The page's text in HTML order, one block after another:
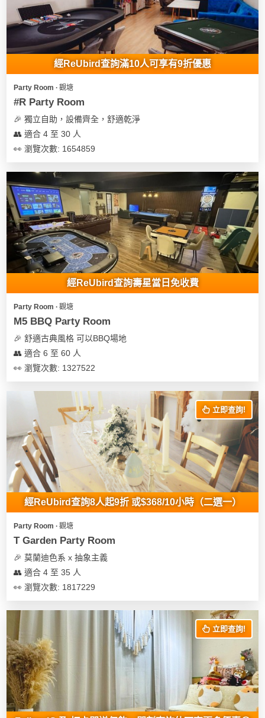
經ReUbird查詢滿10人可享有9折優惠
Party Room ∙ 觀塘
#R Party Room
🎉 獨立自助，設備齊全，舒適乾淨
👥 適合 4 至 30 人
👀 瀏覽次數: 1654859
經ReUbird查詢壽星當日免收費
Party Room ∙ 觀塘
M5 BBQ Party Room
🎉 舒適古典風格 可以BBQ場地
👥 適合 6 至 60 人
👀 瀏覽次數: 1327522
立即查詢!
經ReUbird查詢8人起9折 或$368/10小時（二選一）
Party Room ∙ 觀塘
T Garden Party Room
🎉 莫蘭迪色系 x 抽象主義
👥 適合 4 至 35 人
👀 瀏覽次數: 1817229
立即查詢!